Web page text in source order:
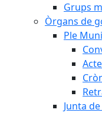
Grups
Òrgans de
Ple
Junta